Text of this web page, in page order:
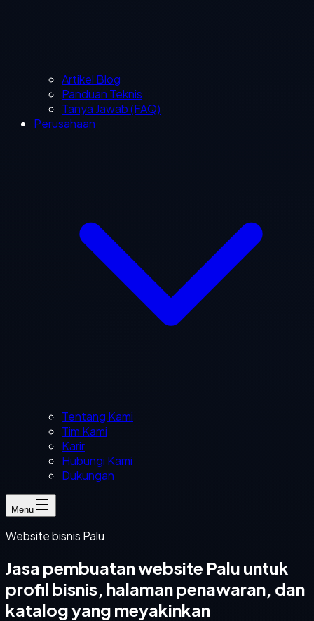
Artikel Blog
Panduan Teknis
Tanya Jawab (FAQ)
Perusahaan
Tentang Kami
Tim Kami
Karir
Hubungi Kami
Dukungan
Menu
Website bisnis Palu
Jasa pembuatan website Palu untuk
profil bisnis, halaman penawaran, dan
katalog yang meyakinkan